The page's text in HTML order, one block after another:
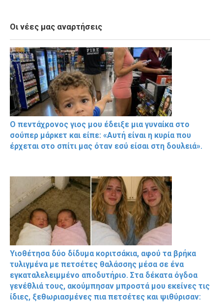
Οι νέες μας αναρτήσεις
Ο πεντάχρονος γιος μου έδειξε μια γυναίκα στο
σούπερ μάρκετ και είπε: «Αυτή είναι η κυρία που
έρχεται στο σπίτι μας όταν εσύ είσαι στη δουλειά».
Υιοθέτησα δύο δίδυμα κοριτσάκια, αφού τα βρήκα
τυλιγμένα με πετσέτες θαλάσσης μέσα σε ένα
εγκαταλελειμμένο αποδυτήριο. Στα δέκατα όγδοα
γενέθλιά τους, ακούμπησαν μπροστά μου εκείνες τις
ίδιες, ξεθωριασμένες πια πετσέτες και ψιθύρισαν: